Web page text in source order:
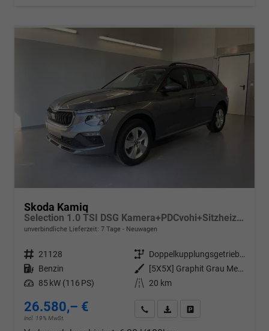
Skoda Kamiq
Selection 1.0 TSI DSG Kamera+PDCvohi+Sitzheizung+AppConnect+Sunset+Alu16
unverbindliche Lieferzeit: 7 Tage Neuwagen
Fahrzeugnr. 21128 Getriebe
Doppelkupplungsgetriebe (DSG)
Kraftstoff Benzin Außenfarbe
[5X5X] Graphit Grau Metallic
Leistung 85 kW (116 PS) Kilometerstand 20 km
26.580,– €
incl. 19% MwSt.
Wir rufen Sie anPDF-Datei, Fahrzeugexposé